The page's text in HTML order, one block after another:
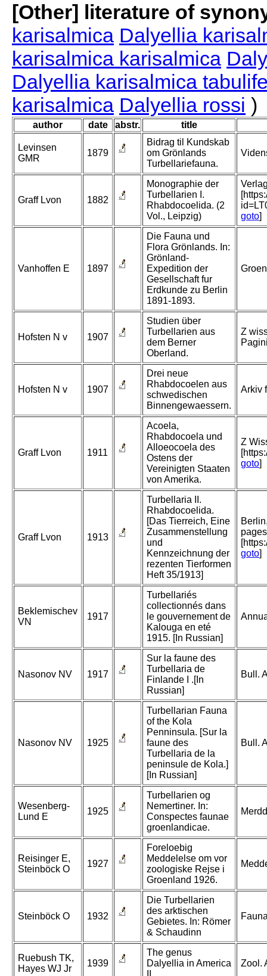
[Other] literature of
karisalmica Dalyellia
karisalmica karisalmica
Dalyellia karisalmica
karisalmica Dalyellia rossi )
author date abstr. title
Levinsen
GMR
1879
Bidrag til Kundskab
om Grönlands
Turbellariefauna.
Graff Lvon 1882
Monographie der
Turbellarien I.
Rhabdocoelida. (2
Vol., Leipzig)
goto]
Vanhoffen E 1897
Die Fauna und
Flora Grönlands. In:
Grönland-
Expedition der
Gesellschaft fur
Erdkunde zu Berlin
1891-1893.
Hofsten N v 1907
Studien über
Turbellarien aus
dem Berner
Oberland.
Z
Hofsten N v 1907
Drei neue
Rhabdocoelen aus
schwedischen
Binnengewaessern.
Arkiv
Graff Lvon 1911
Acoela,
Rhabdocoela und
Alloeocoela des
Ostens der
Vereinigten Staaten
von Amerika.
Z
goto]
Graff Lvon 1913
Turbellaria II.
Rhabdocoelida.
[Das Tierreich, Eine
Zusammenstellung
und
Kennzeichnung der
rezenten Tierformen
Heft 35/1913]
goto]
Beklemischev
VN
1917
Turbellariés
collectionnés dans
le gouvernement de
Kalouga en eté
1915. [In Russian]
Nasonov NV 1917
Sur la faune des
Turbellaria de
Finlande I .[In
Russian]
Bull.
Nasonov NV 1925
Turbellarian Fauna
of the Kola
Penninsula. [Sur la
faune des
Turbellaria de la
peninsule de Kola.]
[In Russian]
Bull.
Wesenberg-
Lund E
1925
Turbellarien og
Nemertiner. In:
Conspectes faunae
groenlandicae.
Reisinger E,
Steinböck O
1927
Foreloebig
Meddelelse om vor
zoologiske Rejse i
Groenland 1926.
Steinböck O 1932
Die Turbellarien
des arktischen
Gebietes. In: Römer
& Schaudinn
Ruebush TK,
Hayes WJ Jr
1939
The genus
Dalyellia in America
Zool.